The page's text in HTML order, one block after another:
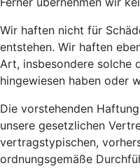
Wir haften nicht für
entstehen. Wir haften
Art, insbesondere solche
hingewiesen haben oder
Die vorstehenden
unsere gesetzlichen
vertragstypischen,
ordnungsgemäße